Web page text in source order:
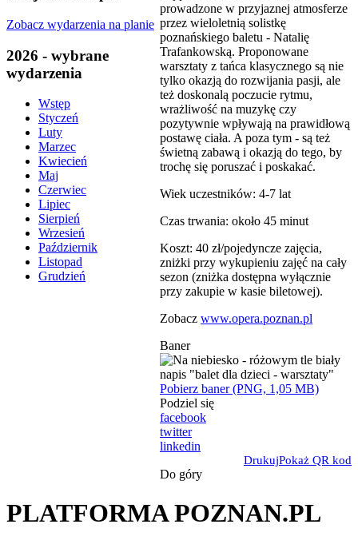
Zobacz wydarzenia na planie
2026 - wybrane
wydarzenia
Wstęp
Styczeń
Luty
Marzec
Kwiecień
Maj
Czerwiec
Lipiec
Sierpień
Wrzesień
Październik
Listopad
Grudzień
prowadzone w przyjaznej atmosferze
przez wieloletnią solistkę
poznańskiego baletu - Natalię
Trafankowską. Proponowane
warsztaty z tańca klasycznego są nie
tylko okazją do rozwijania pasji, ale
też doskonalą poczucie rytmu,
wrażliwość na muzykę czy
pozytywnie wpływają na prawidłową
postawę ciała. A poza tym - są też
świetną zabawą i okazją do tego, by
trochę się poruszać i poskakać.
Wiek uczestników: 4-7 lat
Czas trwania: około 45 minut
Koszt: 40 zł/pojedyncze zajęcia,
zniżki przy wykupieniu zajęć na cały
sezon (zniżka dostępna wyłącznie
przy zakupie w kasie biletowej).
Zobacz www.opera.poznan.pl
Baner
Pobierz baner (PNG, 1,05 MB)
Podziel się
facebook
twitter
linkedin
DrukujPokaż QR kod
Do góry
PLATFORMA POZNAN.PL